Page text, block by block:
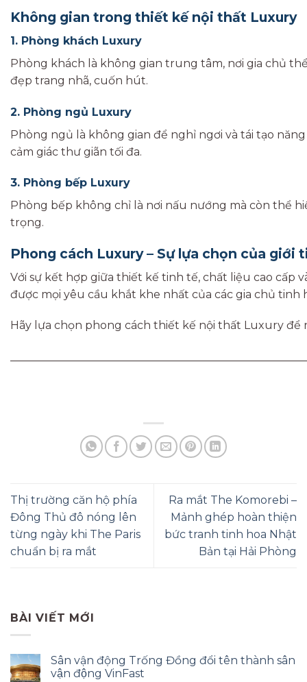
Không gian trong thiết kế nội thất Luxury
1. Phòng khách Luxury
Phòng khách là không gian trung tâm, nơi gia chủ
đẹp trang nhã, cuốn hút.
2. Phòng ngủ Luxury
Phòng ngủ là không gian để nghỉ ngơi và tái tạo
cảm giác thư giãn tối đa.
3. Phòng bếp Luxury
Phòng bếp không chỉ là nơi nấu nướng mà còn thể
trọng.
Phong cách Luxury – Sự lựa chọn của giới
Với sự kết hợp giữa thiết kế tinh tế, chất liệu cao cấp
được mọi yêu cầu khắt khe nhất của các gia chủ tinh
Hãy lựa chọn phong cách thiết kế nội thất Luxury
Thị trường căn hộ phía
Đông Thủ đô nóng lên
từng ngày khi The Paris
chuẩn bị ra mắt
Ra mắt The Komorebi –
Mảnh ghép hoàn thiện
bức tranh tinh hoa Nhật
Bản tại Hải Phòng
BÀI VIẾT MỚI
Sân vận động Trống Đồng đổi tên thành sân
vận động VinFast